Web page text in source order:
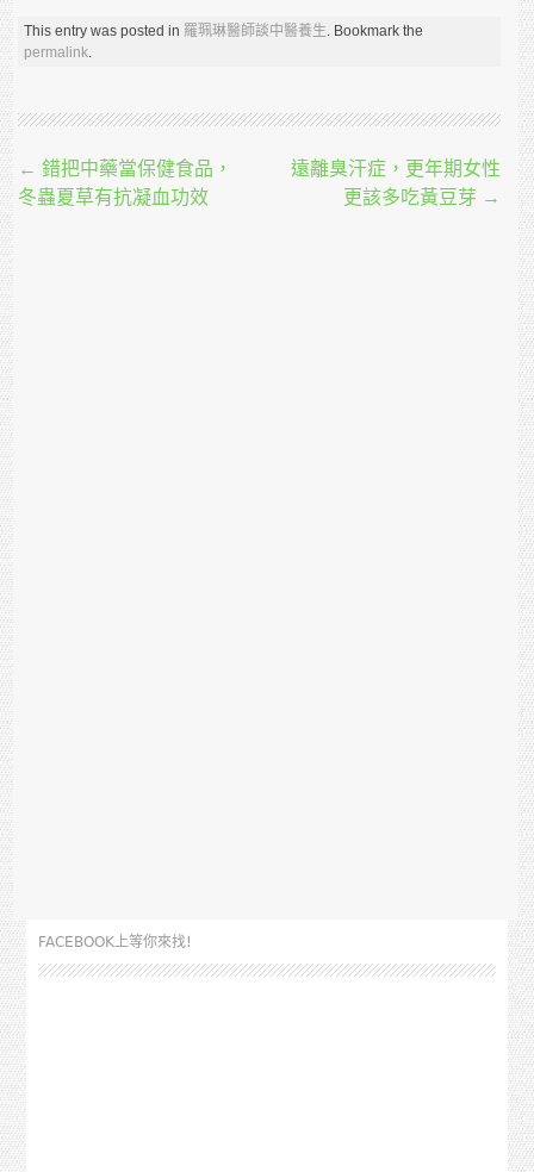
This entry was posted in 羅珮琳醫師談中醫養生. Bookmark the
permalink.
Post navigation
← 錯把中藥當保健食品，
冬蟲夏草有抗凝血功效
遠離臭汗症，更年期女性
更該多吃黃豆芽 →
FACEBOOK上等你來找!